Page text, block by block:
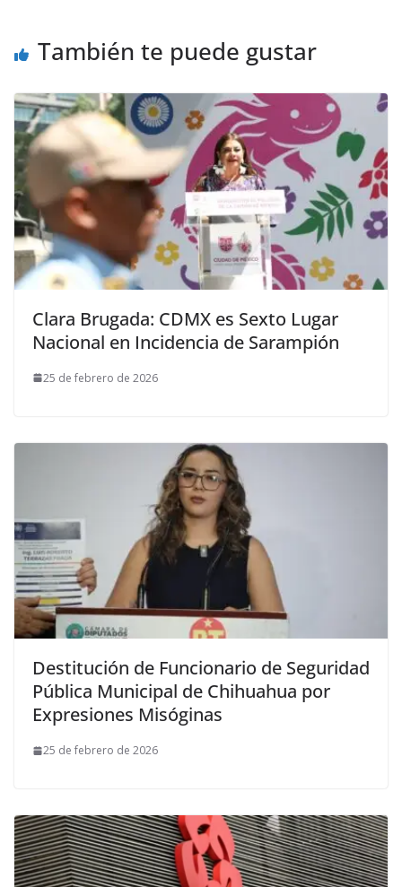
También te puede gustar
Clara Brugada: CDMX es Sexto Lugar
Nacional en Incidencia de Sarampión
25 de febrero de 2026
Destitución de Funcionario de Seguridad
Pública Municipal de Chihuahua por
Expresiones Misóginas
25 de febrero de 2026